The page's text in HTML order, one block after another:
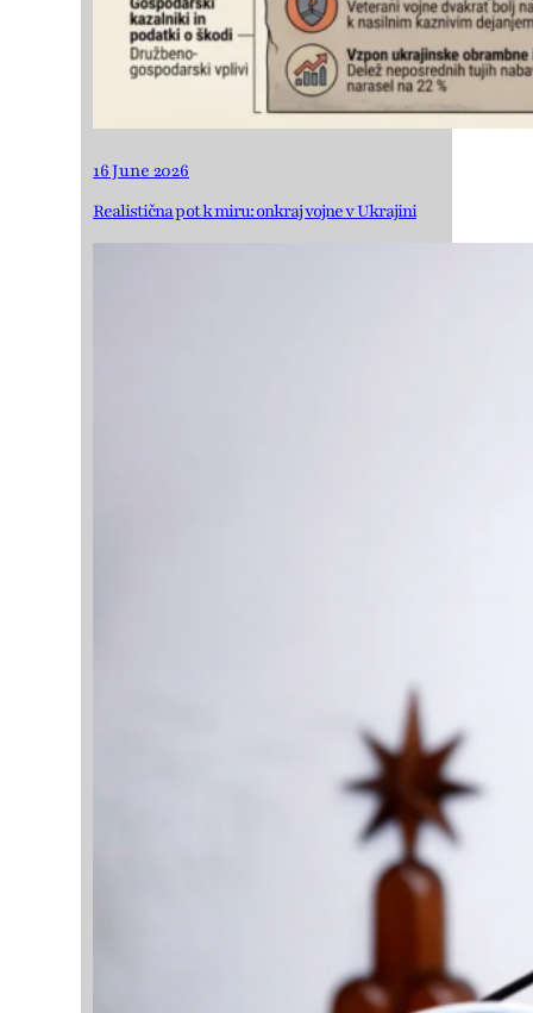
16 June 2026
Realistična pot k miru: onkraj vojne v Ukrajini